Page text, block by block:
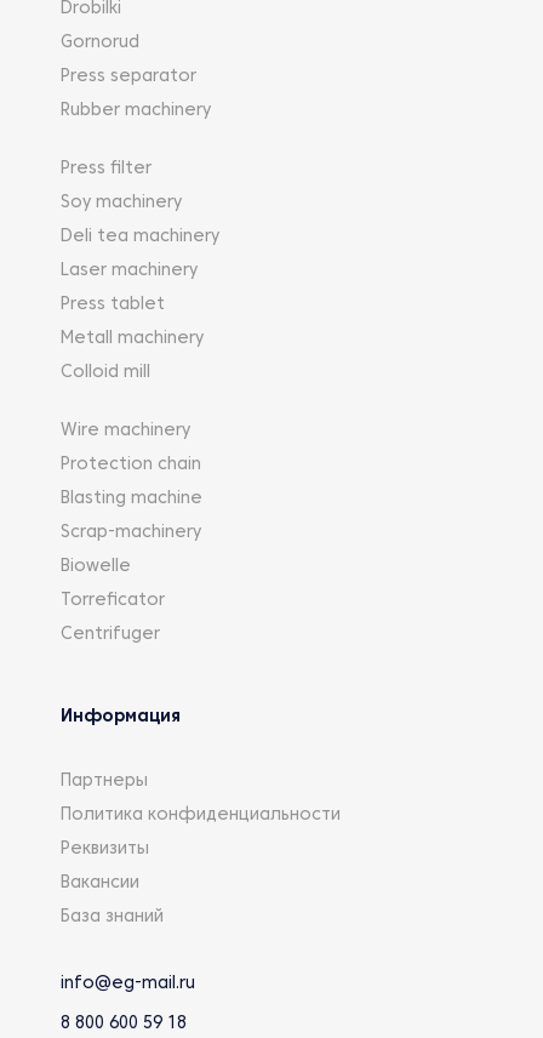
Drobilki
Gornorud
Press separator
Rubber machinery
Press filter
Soy machinery
Deli tea machinery
Laser machinery
Press tablet
Metall machinery
Colloid mill
Wire machinery
Protection chain
Blasting machine
Scrap-machinery
Biowelle
Torreficator
Centrifuger
Информация
Партнеры
Политика конфиденциальности
Реквизиты
Вакансии
База знаний
info@eg-mail.ru
8 800 600 59 18